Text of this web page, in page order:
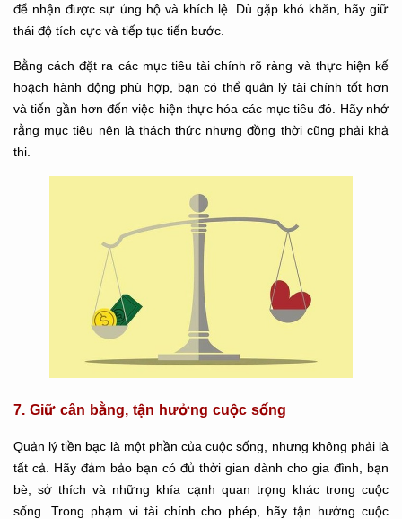
để nhận được sự ủng hộ và khích lệ. Dù gặp khó khăn, hãy giữ
thái độ tích cực và tiếp tục tiến bước.
Bằng cách đặt ra các mục tiêu tài chính rõ ràng và thực hiện kế
hoạch hành động phù hợp, bạn có thể quản lý tài chính tốt hơn
và tiến gần hơn đến việc hiện thực hóa các mục tiêu đó. Hãy nhớ
rằng mục tiêu nên là thách thức nhưng đồng thời cũng phải khả
thi.
7. Giữ cân bằng, tận hưởng cuộc sống
Quản lý tiền bạc là một phần của cuộc sống, nhưng không phải là
tất cả. Hãy đảm bảo bạn có đủ thời gian dành cho gia đình, bạn
bè, sở thích và những khía cạnh quan trọng khác trong cuộc
sống. Trong phạm vi tài chính cho phép, hãy tận hưởng cuộc